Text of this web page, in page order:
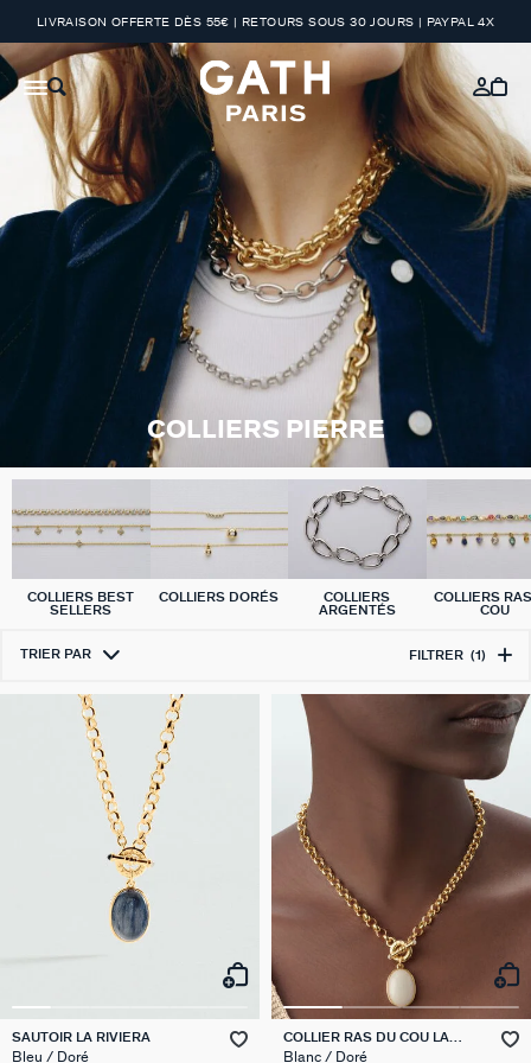
LIVRAISON OFFERTE DÈS 55€ | RETOURS SOUS 30 JOURS | PAYPAL 4X
COLLIERS PIERRE
COLLIERS BEST
SELLERS
COLLIERS DORÉS
COLLIERS
ARGENTÉS
COLLIERS
COU
TRIER PAR FILTRER (1)
SAUTOIR LA RIVIERA
Bleu / Doré
COLLIER RAS DU COU LA
RIVIERA
Blanc / Doré